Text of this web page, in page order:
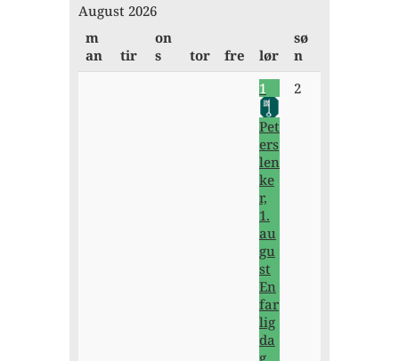
August 2026
m
an
tir
on
s
tor fre lør
sø
n
1
Pet
ers
len
ke
r,
1.
au
gu
st
En
far
lig
da
2